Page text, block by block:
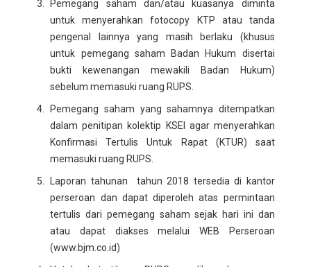
Pemegang saham dan/atau kuasanya diminta
untuk menyerahkan fotocopy KTP atau tanda
pengenal lainnya yang masih berlaku (khusus
untuk pemegang saham Badan Hukum disertai
bukti kewenangan mewakili Badan Hukum)
sebelum memasuki ruang RUPS.
Pemegang saham yang sahamnya ditempatkan
dalam penitipan kolektip KSEI agar menyerahkan
Konfirmasi Tertulis Untuk Rapat (KTUR) saat
memasuki ruang RUPS.
Laporan tahunan tahun 2018 tersedia di kantor
perseroan dan dapat diperoleh atas permintaan
tertulis dari pemegang saham sejak hari ini dan
atau dapat diakses melalui WEB Perseroan
(www.bjm.co.id)